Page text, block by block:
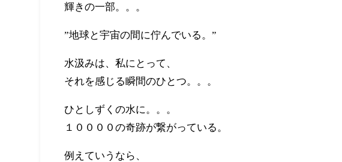
輝きの一部。。。
”地球と宇宙の間に佇んでいる。”
水汲みは、私にとって、
それを感じる瞬間のひとつ。。。
ひとしずくの水に。。。
１００００の奇跡が繋がっている。
例えていうなら、